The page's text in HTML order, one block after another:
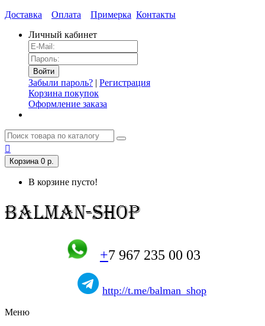
Доставка Оплата Примерка Контакты
Личный кабинет
Забыли пароль? | Регистрация
Корзина покупок
Оформление заказа
Корзина 0 р.
В корзине пусто!
+7 967 235 00 03
http://t.me/balman_shop
Меню